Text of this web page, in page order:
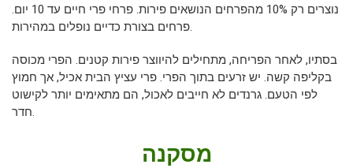
נוצרים רק 10% מהפרחים הנושאים פירות. פרחי פרי חיים עד 10 יום.
פרחים בצורת כדיים נופלים במהירות.
בסתיו, לאחר הפריחה, מתחילים להיווצר פירות קטנים. הפרי מכוסה
בקליפה קשה. יש זרעים בתוך הפרי. פרי עציץ הבית אכיל, אך חמוץ
לפי הטעם. גרנדים לא חייבים לאכול, הם מתאימים יותר לקישוט
חדר.
מסקנה